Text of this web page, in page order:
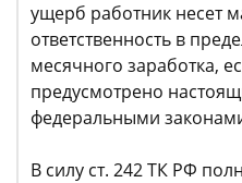
ущерб работник несет
ответственность в
месячного заработка,
предусмотрено
федеральными
В силу ст. 242 ТК РФ